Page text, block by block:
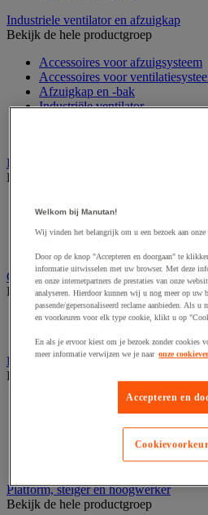
Industriele ventilator en afzuigkap
Bekijk de hele productgroep
Accessoires voor afzuigsysteem
Accessoires voor
Afzuigkap en -bak
Industriële ventilator
Laboratoriummeubilair
Bekijk de hele productgroep
Laboratoriumkast
Laboratoriumladekast
Opstapkruk, trap en ladder
Bekijk de hele productgroep
Ladder
Palletwagen
Bekijk de hele productgroep
Elektrische pallettruck
Handpallettruck
Hoogheffende pallettruck
Pallettruck met weegsysteem
Platform, steiger en hoogwerker
Bekijk de hele productgroep
Welkom bij Manutan!
Wij vinden het belangrijk om u een bezoek aan onze
Door op de knop "Accepteren en doorgaan" te
informatie uitwisselen met uw browser. Met deze
en onze internetpartners de prestaties van onze
analyseren. Hierdoor kunnen wij u nog meer op uw
passende/gepersonaliseerd reclame aanbieden. Als
en voorkeuren voor elk type cookie, klikt u op
En als je ervoor kiest om je bezoek zonder cookies
meer informatie verwijzen we je naar onze
Accepteren en